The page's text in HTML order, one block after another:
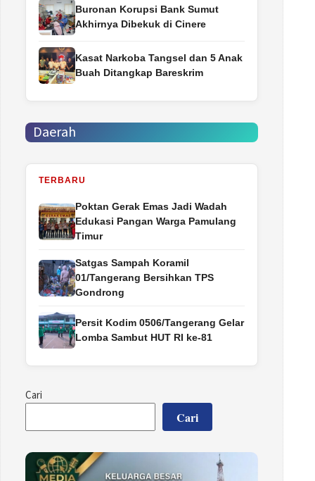
Buronan Korupsi Bank Sumut
Akhirnya Dibekuk di Cinere
Kasat Narkoba Tangsel dan 5 Anak
Buah Ditangkap Bareskrim
Daerah
TERBARU
Poktan Gerak Emas Jadi Wadah
Edukasi Pangan Warga Pamulang
Timur
Satgas Sampah Koramil
01/Tangerang Bersihkan TPS
Gondrong
Persit Kodim 0506/Tangerang Gelar
Lomba Sambut HUT RI ke-81
Cari
Cari